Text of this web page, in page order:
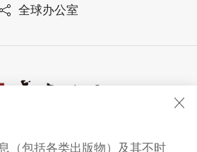
全球办公室
版权所有1993-2026
（包括各类出版物）及其不时